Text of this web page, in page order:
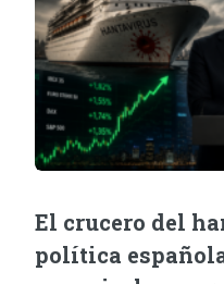
El crucero del
política